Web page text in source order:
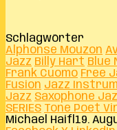
Schlagwörter
Alphonse Mouzon
Jazz Billy Hart Blue
Frank Cuomo Free
Fusion Jazz
Jazz Saxophone
SERIES Tone Poet
Michael Haifl 19.